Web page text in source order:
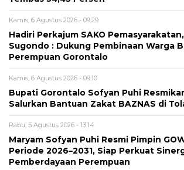
Kamis, 6 Agustus 2026 - 09:29
Hadiri Perkajum SAKO
Sugondo : Dukung Pembinaan Warga
Perempuan Gorontalo
Kamis, 6 Agustus 2026 - 09:10
Bupati Gorontalo Sofyan Puhi
Salurkan Bantuan Zakat BAZNAS di
Rabu, 5 Agustus 2026 - 13:14
Maryam Sofyan Puhi Resmi Pimpin
Periode 2026–2031, Siap Perkuat
Pemberdayaan Perempuan